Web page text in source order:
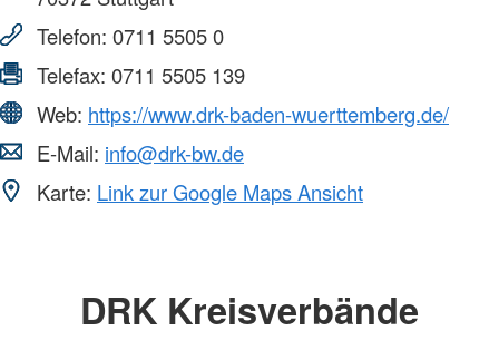
Telefon: 0711 5505 0
Telefax: 0711 5505 139
Web: https://www.drk-baden-wuerttemberg.de/
E-Mail: info@drk-bw.de
Karte: Link zur Google Maps Ansicht
DRK Kreisverbände